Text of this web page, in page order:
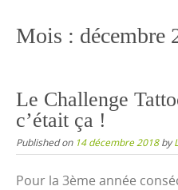
Mois : décembre
Le Challenge
c’était ça !
Published on 14 décembre 2018by
Pour la 3ème année